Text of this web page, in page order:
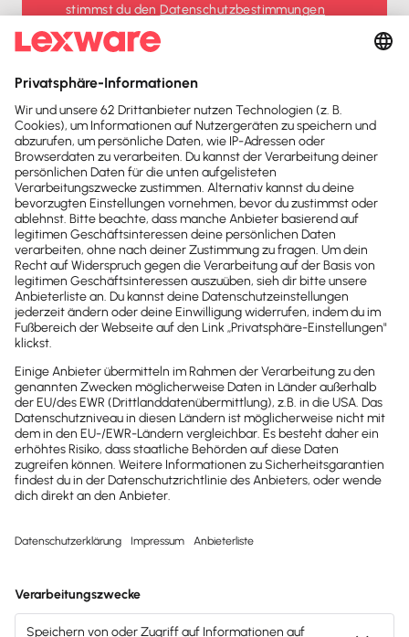
stimmst du denDatenschutz­bestimmungen
und denAGBzu.
Sofort50%
Newsletter
Brandheiße
News direkt in
dein Postfach
wichtige News zu
Gesetzesänderungen,
hilfreiche Praxis-Tipps und
kostenlose Tools für
Unternehmen erhalten?
Dann abonniere unseren